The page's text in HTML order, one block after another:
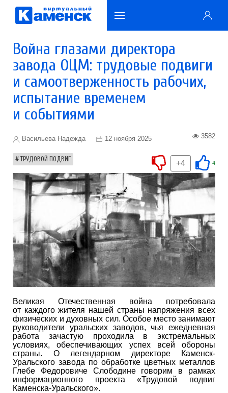
Война глазами директора
завода ОЦМ: трудовые подвиги
и самоотверженность рабочих,
испытание временем
и событиями
Васильева Надежда 12 ноября 2025 3582
ТРУДОВОЙ ПОДВИГ 4
+4
Великая Отечественная война потребовала
от каждого жителя нашей страны напряжения всех
физических и духовных сил. Особое место занимают
руководители уральских заводов, чья ежедневная
работа зачастую проходила в экстремальных
условиях, обеспечивающих успех всей обороны
страны. О легендарном директоре Каменск-
Уральского завода по обработке цветных металлов
Глебе Федоровиче Слободине говорим в рамках
информационного проекта «Трудовой подвиг
Каменска-Уральского».